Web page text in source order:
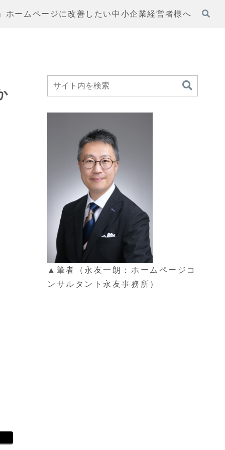
ホームページに改善したい中小企業経営者様へ
▲筆者（永友一朗：ホームページコ
ンサルタント永友事務所）